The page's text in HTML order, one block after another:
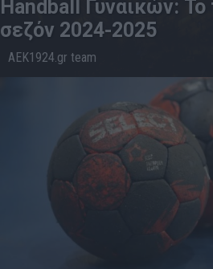
Handball Γυναικών:
σεζόν 2024-2025
AEK1924.gr team